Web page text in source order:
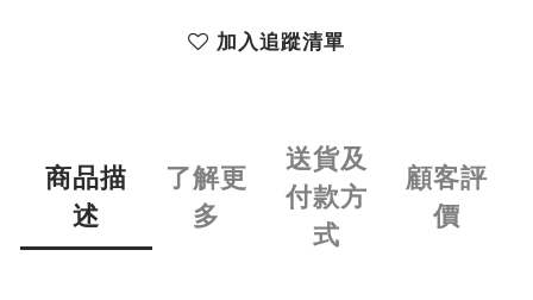
加入追蹤清單
商品描
述
了解更
多
送貨及
付款方
式
顧客評
價